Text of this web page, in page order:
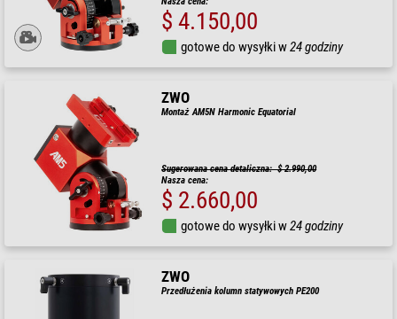
$ 4.150,00
gotowe do wysyłki w24 godziny
ZWO
Montaż AM5N Harmonic Equatorial
Sugerowana cena detaliczna: $ 2.990,00
Nasza cena:
$ 2.660,00
gotowe do wysyłki w24 godziny
ZWO
Przedłużenia kolumn statywowych PE200